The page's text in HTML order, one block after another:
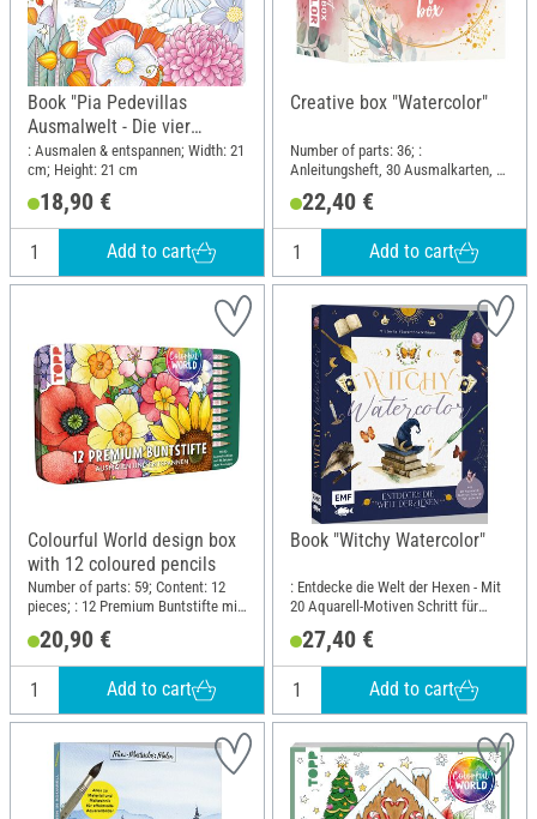
Book "Pia Pedevillas
Ausmalwelt - Die vier
Jahreszeiten"
: Ausmalen & entspannen; Width: 21
cm; Height: 21 cm
18,90 €
Add to cart
Creative box "Watercolor"
Number of parts: 36; :
Anleitungsheft, 30 Ausmalkarten, 2
11.3 cm; Width: 11.3 cm; Height: 8
cm; Material: Paper
22,40 €
Add to cart
Colourful World design box
with 12 coloured pencils
Number of parts: 59; Content: 12
pieces; : 12 Premium Buntstifte mit
und 36 Ausmalsticker in
Designdose; Length: 19 cm; Width:
11 cm; Height: 1.8 cm; Material:
Metal, Paper
20,90 €
Add to cart
Book "Witchy Watercolor"
: Entdecke die Welt der Hexen - Mit
20 Aquarell-Motiven Schritt für
24.1 cm
27,40 €
Add to cart